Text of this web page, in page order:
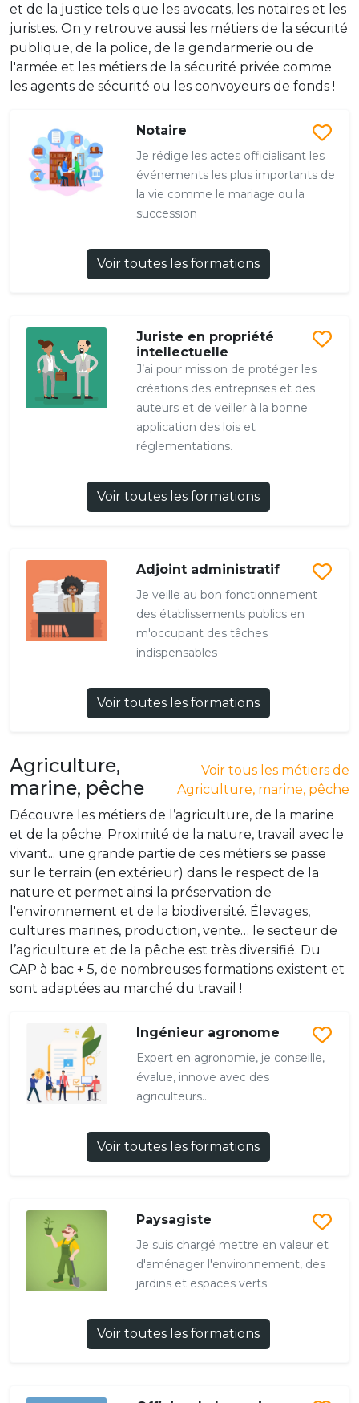
et de la justice tels que les avocats, les notaires et les
juristes. On y retrouve aussi les métiers de la sécurité
publique, de la police, de la gendarmerie ou de
l'armée et les métiers de la sécurité privée comme
les agents de sécurité ou les convoyeurs de fonds !
Notaire
Je rédige les actes officialisant les
événements les plus importants de
la vie comme le mariage ou la
succession
Voir toutes les formations
Juriste en propriété
intellectuelle
J’ai pour mission de protéger les
créations des entreprises et des
auteurs et de veiller à la bonne
application des lois et
réglementations.
Voir toutes les formations
Adjoint administratif
Je veille au bon fonctionnement
des établissements publics en
m'occupant des tâches
indispensables
Voir toutes les formations
Agriculture,
marine, pêche
Voir tous les métiers de
Agriculture, marine, pêche
Découvre les métiers de l’agriculture, de la marine
et de la pêche. Proximité de la nature, travail avec le
vivant... une grande partie de ces métiers se passe
sur le terrain (en extérieur) dans le respect de la
nature et permet ainsi la préservation de
l'environnement et de la biodiversité. Élevages,
cultures marines, production, vente… le secteur de
l’agriculture et de la pêche est très diversifié. Du
CAP à bac + 5, de nombreuses formations existent et
sont adaptées au marché du travail !
Ingénieur agronome
Expert en agronomie, je conseille,
évalue, innove avec des
agriculteurs...
Voir toutes les formations
Paysagiste
Je suis chargé mettre en valeur et
d'aménager l'environnement, des
jardins et espaces verts
Voir toutes les formations